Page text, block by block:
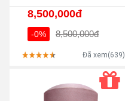
8,500,000đ
-0% 8,500,000đ
Đã xem(639)